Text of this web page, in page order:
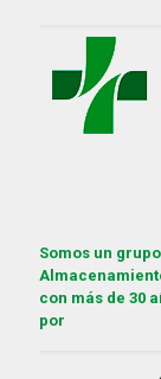
Somos un
con más de 30
por